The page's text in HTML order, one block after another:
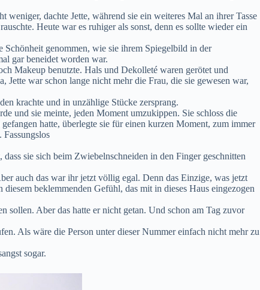
dachte Jette, während sie ein weiteres Mal an ihrer Tasse
Heute war es ruhiger als sonst, denn es sollte wieder ein
Schönheit genommen, wie sie ihrem Spiegelbild in der
gar beneidet worden war.
Makeup benutzte. Hals und Dekolleté waren gerötet und
war schon lange nicht mehr die Frau, die sie gewesen war,
krachte und in unzählige Stücke zersprang.
und sie meinte, jeden Moment umzukippen. Sie schloss die
hatte, überlegte sie für einen kurzen Moment, zum immer
sie sich beim Zwiebelnschneiden in den Finger geschnitten
auch das war ihr jetzt völlig egal. Denn das Einzige, was jetzt
beklemmenden Gefühl, das mit in dieses Haus eingezogen
sollen. Aber das hatte er nicht getan. Und schon am Tag zuvor
Als wäre die Person unter dieser Nummer einfach nicht mehr zu
sogar.